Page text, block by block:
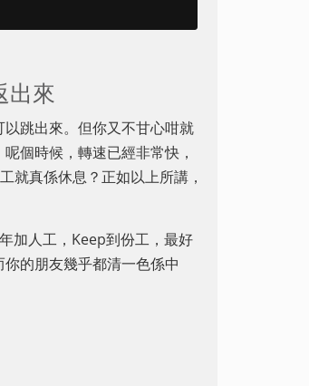
出來
跳出來。但你又不甘心咁就
個時候，轉速已經非常快，
就真係休息？正如以上所講，
加人工，Keep到份工，最好
的朋友幾乎都清一色係中